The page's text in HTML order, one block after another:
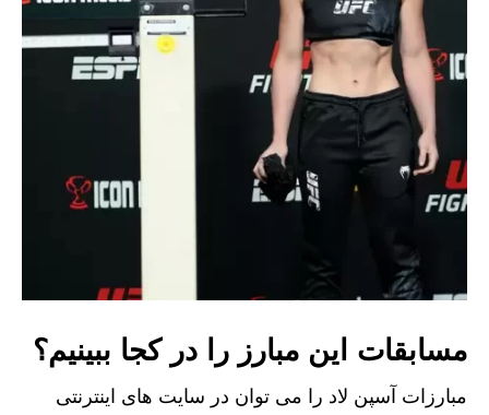
مسابقات این مبارز را در کجا ببینیم؟
مبارزات آسپن لاد را می توان در سایت های اینترنتی